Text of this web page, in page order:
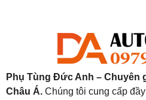
Phụ Tùng Đức Anh – Chuyên
Châu Á. Chúng tôi cung cấp